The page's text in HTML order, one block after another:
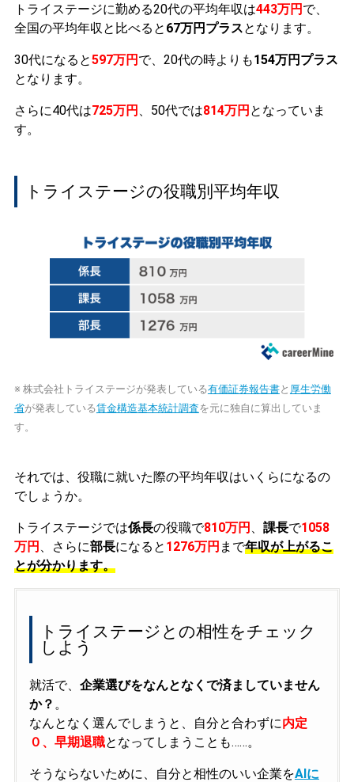
トライステージに勤める20代の平均年収は443万円 で、
全国の平均年収と比べると 67万円プラスとなります。
30代になると597万円 で、20代の時よりも154万円プラス
となります。
さらに40代は725万円 、50代では814万円 となっていま
す。
トライステージの役職別平均年収
※ 株式会社トライステージが発表している有価証券報告書と 厚生労働
省が発表している賃金構造基本統計調査を元に独自に算出していま
す。
それでは、役職に就いた際の平均年収はいくらになるの
でしょうか。
トライステージでは係長の役職で810万円 課長で1058
万円
、さらに部長になると 1276万円 まで年収が上がるこ
とが分かります。
トライステージとの相性をチェック
しよう
就活で、 企業選びをなんとなくで済ましていません
か？ 。
なんとなく選んでしまうと、自分と合わずに内定
０、早期退職となってしまうことも……。
そうならないために、自分と相性のいい企業をAIに